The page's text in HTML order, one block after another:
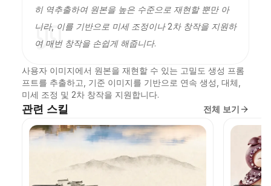
히 역추출하여 원본을 높은 수준으로 재현할 뿐만 아
니라, 이를 기반으로 미세 조정이나 2차 창작을 지원하
여 매번 창작을 손쉽게 해줍니다.
사용자 이미지에서 원본을 재현할 수 있는 고밀도 생성 프롬
프트를 추출하고, 기준 이미지를 기반으로 연속 생성, 대체,
미세 조정 및 2차 창작을 지원합니다.
관련 스킬 전체 보기